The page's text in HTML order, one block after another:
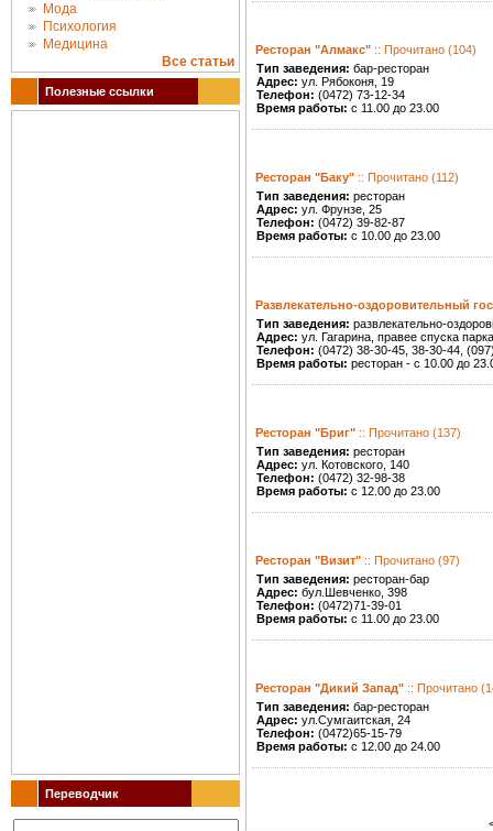
Мода
Психология
Медицина
Все статьи
Полезные ссылки
Переводчик
Ресторан "Алмакс" :: Прочитано (104)
Тип заведения: бар-ресторан
Адрес: ул. Рябоконя, 19
Телефон: (0472) 73-12-34
Время работы: с 11.00 до 23.00
Ресторан "Баку" :: Прочитано (112)
Тип заведения: ресторан
Адрес: ул. Фрунзе, 25
Телефон: (0472) 39-82-87
Время работы: с 10.00 до 23.00
Развлекательно-оздоровительный
Тип заведения: развлекательно-
Адрес: ул. Гагарина, правее спуска
Телефон: (0472) 38-30-45, 38-30-44,
Время работы: ресторан - с 10.00 до
Ресторан "Бриг" :: Прочитано (137)
Тип заведения: ресторан
Адрес: ул. Котовского, 140
Телефон: (0472) 32-98-38
Время работы: с 12.00 до 23.00
Ресторан "Визит" :: Прочитано (97)
Тип заведения: ресторан-бар
Адрес: бул.Шевченко, 398
Телефон: (0472)71-39-01
Время работы: с 11.00 до 23.00
Ресторан "Дикий Запад" :: Прочитано
Тип заведения: бар-ресторан
Адрес: ул.Сумгаитская, 24
Телефон: (0472)65-15-79
Время работы: с 12.00 до 24.00